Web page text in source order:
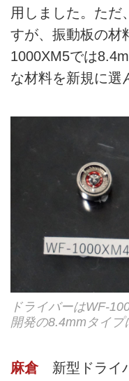
用しました。ただ
すが、振動板の材
1000XM5では
な材料を新規に選
ドライバーはWF-
開発の8.4mmタイプ
麻倉新型ドライ